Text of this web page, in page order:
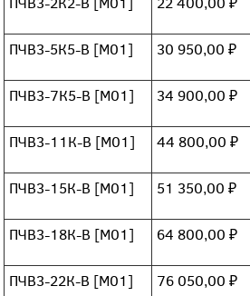
ПЧВ3-5К5-В [М01] 30 950,00 ₽
ПЧВ3-7К5-В [М01] 34 900,00 ₽
ПЧВ3-11К-В [М01] 44 800,00 ₽
ПЧВ3-15К-В [М01] 51 350,00 ₽
ПЧВ3-18К-В [М01] 64 800,00 ₽
ПЧВ3-22К-В [М01] 76 050,00 ₽